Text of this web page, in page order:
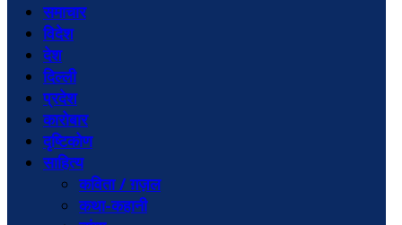
समाचार
विदेश
देश
दिल्ली
प्रदेश
कारोबार
दृष्टिकोण
साहित्य
कविता / ग़ज़ल
कथा-कहानी